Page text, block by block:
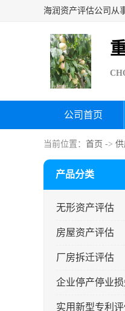
公司首页
当前位置： 首页 ->
产品分类
无形资产评估
房屋资产评估
厂房拆迁评估
实用新型专利